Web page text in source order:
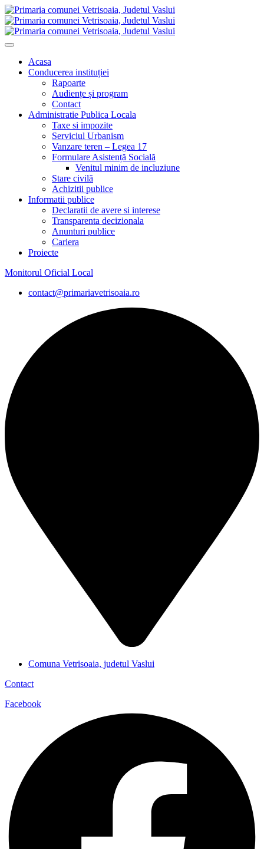
Acasa
Conducerea instituției
Rapoarte
Audiențe și program
Contact
Administratie Publica Locala
Taxe si impozite
Serviciul Urbanism
Vanzare teren – Legea 17
Formulare Asistență Socială
Venitul minim de incluziune
Stare civilă
Achizitii publice
Informatii publice
Declaratii de avere si interese
Transparenta decizionala
Anunturi publice
Cariera
Proiecte
Monitorul Oficial Local
contact@primariavetrisoaia.ro
Comuna Vetrisoaia, judetul Vaslui
Contact
Facebook